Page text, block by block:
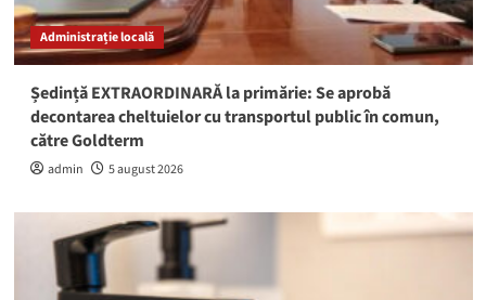
Administrație locală
Ședință EXTRAORDINARĂ la primărie: Se aprobă
decontarea cheltuielor cu transportul public în comun,
către Goldterm
admin 5 august 2026